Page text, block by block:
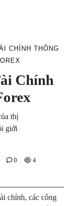
CHÍNH THÔNG
Chính
thị
giới
0 4
chính, các công